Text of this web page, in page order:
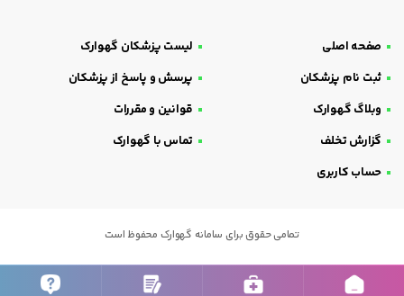
صفحه اصلی
لیست پزشکان گهوارک
ثبت نام پزشکان
پرسش و پاسخ از پزشکان
وبلاگ گهوارک
قوانین و مقررات
گزارش تخلف
تماس با گهوارک
حساب کاربری
تمامی حقوق برای سامانه گهوارک محفوظ است